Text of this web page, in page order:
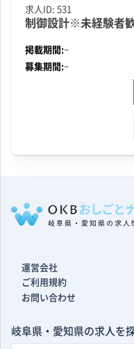
求人ID: 531
制御設計※未経験者
掲載期間:~
募集期間:~
運営会社
ご利用規約
お問い合わせ
岐阜県・愛知県の求人を